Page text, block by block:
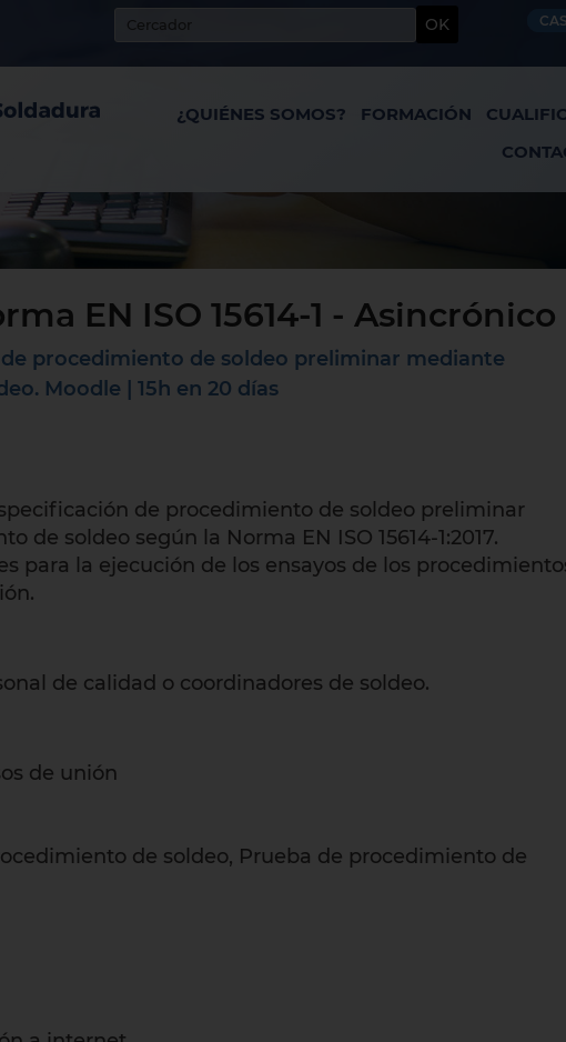
OK
¿QUIÉNES SOMOS? FORMACIÓN
EN ISO 15614-1 - Asincrónico
procedimiento de soldeo preliminar mediante
Moodle | 15h en 20 días
de procedimiento de soldeo preliminar
de soldeo según la Norma EN ISO 15614-1:2017.
para la ejecución de los ensayos de los
de calidad o coordinadores de soldeo.
de unión
de soldeo, Prueba de procedimiento de